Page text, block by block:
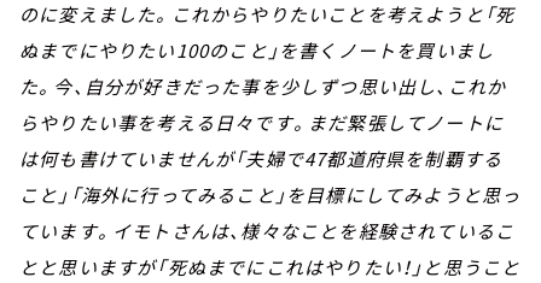
のに変えました。これからやりたいことを考えようと「死
ぬまでにやりたい100のこと」を書くノートを買いまし
た。今、自分が好きだった事を少しずつ思い出し、これか
らやりたい事を考える日々です。まだ緊張してノートに
は何も書けていませんが「夫婦で47都道府県を制覇する
こと」「海外に行ってみること」を目標にしてみようと思っ
ています。イモトさんは、様々なことを経験されているこ
とと思いますが「死ぬまでにこれはやりたい！」と思うこと